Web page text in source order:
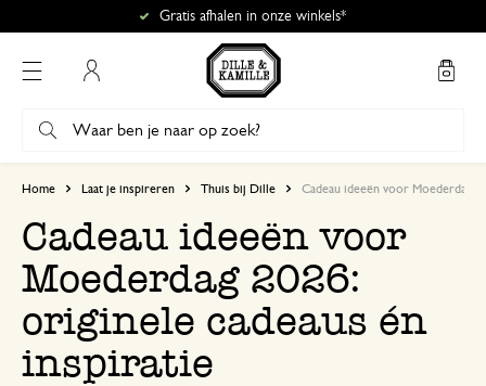
Gratis afhalen in onze winkels*
Home Laat je inspireren Thuis bij Dille Cadeau ideeën voor Moederdag
Cadeau ideeën voor
Moederdag 2026:
originele cadeaus én
inspiratie